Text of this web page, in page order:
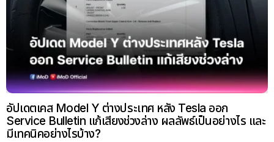
อัปเดตเคส Model Y ต่างประเทศ หลัง Tesla ออก
Service Bulletin แก้เสียงช่วงล่าง ผลลัพธ์เป็นอย่างไร และ
มีเทคนิคอย่างไรบ้าง?